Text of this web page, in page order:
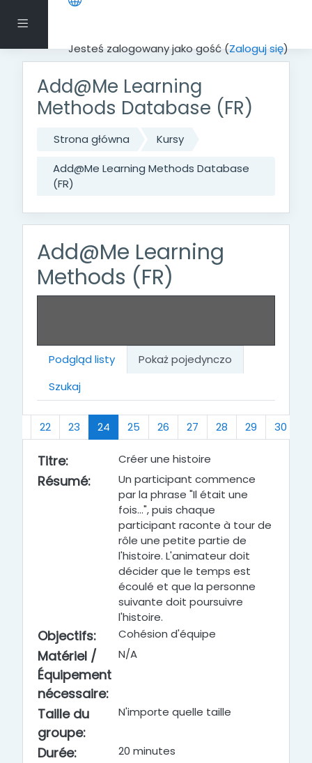
Panel boczny
Jesteś zalogowany jako gość (Zaloguj się)
Przejdź do głównej zawartości
Add@Me Learning
Methods Database (FR)
Strona główna
Kursy
Add@Me Learning Methods Database
(FR)
Add@Me Learning
Methods (FR)
Podgląd listy
Pokaż pojedynczo
Szukaj
22 23 24(bieżący)
25 26 27 28 29 30
Titre: Créer une histoire
Résumé:
Un participant commence
par la phrase "Il était une
fois...", puis chaque
participant raconte à tour de
rôle une petite partie de
l'histoire. L'animateur doit
décider que le temps est
écoulé et que la personne
suivante doit poursuivre
l'histoire.
Objectifs: Cohésion d'équipe
Matériel /
Équipement
nécessaire:
N/A
Taille du
groupe:
N'importe quelle taille
Durée: 20 minutes